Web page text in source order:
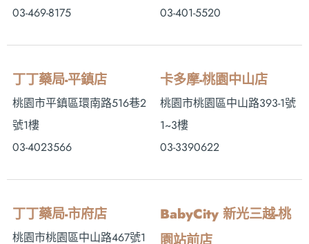
03-469-8175
03-401-5520
丁丁藥局-平鎮店
桃園市平鎮區環南路516巷2
號1樓
03-4023566
卡多摩-桃園中山店
桃園市桃園區中山路393-1號
1~3樓
03-3390622
丁丁藥局-市府店
桃園市桃園區中山路467號1
BabyCity 新光三越-桃
園站前店